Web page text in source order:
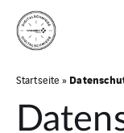
Startseite »